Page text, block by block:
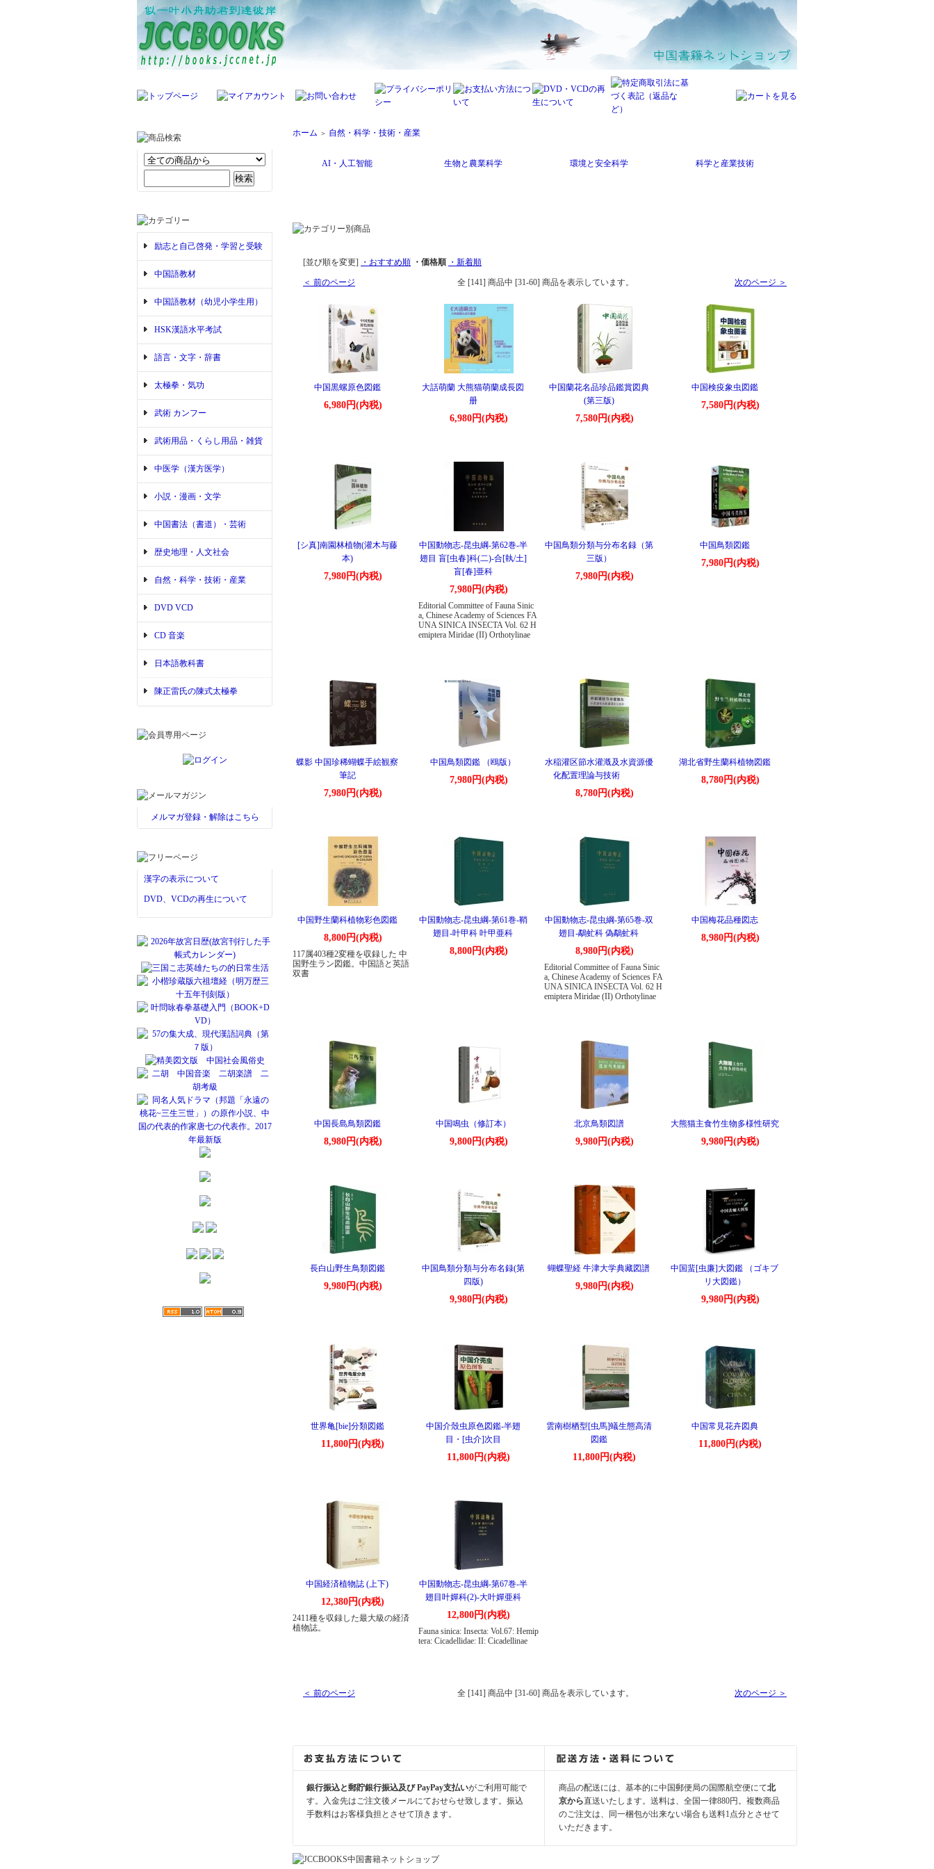
励志と自己啓発・学習と受験
中国語教材
中国語教材（幼児小学生用）
HSK漢語水平考試
語言・文字・辞書
太極拳・気功
武術 カンフー
武術用品・くらし用品・雑貨
中医学（漢方医学）
小説・漫画・文学
中国書法（書道）・芸術
歴史地理・人文社会
自然・科学・技術・産業
DVD VCD
CD 音楽
日本語教科書
陳正雷氏の陳式太極拳
メルマガ登録・解除はこちら
漢字の表示について
DVD、VCDの再生について
ホーム ＞ 自然・科学・技術・産業
AI・人工智能 生物と農業科学 環境と安全科学 科学と産業技術
[並び順を変更] ・おすすめ順 ・価格順 ・新着順
＜ 前のページ 全 [141] 商品中 [31-60] 商品を表示しています。 次のページ ＞
中国黒螺原色図鑑
6,980円(内税)
大話萌蘭 大熊猫萌蘭成長図
册
6,980円(内税)
中国蘭花名品珍品鑑賞図典
(第三版)
7,580円(内税)
中国検疫象虫図鑑
7,580円(内税)
[シ真]南園林植物(灌木与藤
本)
7,980円(内税)
中国動物志-昆虫綱-第62巻-半
翅目 盲[虫春]科(二)-合[執/土]
盲[春]亜科
7,980円(内税)
Editorial Committee of Fauna Sinic
a, Chinese Academy of Sciences FA
UNA SINICA INSECTA Vol. 62 H
emiptera Miridae (II) Orthotylinae
中国鳥類分類与分布名録（第
三版）
7,980円(内税)
中国鳥類図鑑
7,980円(内税)
蝶影 中国珍稀蝴蝶手絵観察
筆記
7,980円(内税)
中国鳥類図鑑 （鴎版）
7,980円(内税)
水稲灌区節水灌漑及水資源優
化配置理論与技術
8,780円(内税)
湖北省野生蘭科植物図鑑
8,780円(内税)
中国野生蘭科植物彩色図鑑
8,800円(内税)
117属403種2変種を収録した 中
国野生ラン図鑑。中国語と英語
双書
中国動物志-昆虫綱-第61巻-鞘
翅目-叶甲科 叶甲亜科
8,800円(内税)
中国動物志-昆虫綱-第65巻-双
翅目-鷸虻科 偽鷸虻科
8,980円(内税)
Editorial Committee of Fauna Sinic
a, Chinese Academy of Sciences FA
UNA SINICA INSECTA Vol. 62 H
emiptera Miridae (II) Orthotylinae
中国梅花品種図志
8,980円(内税)
中国長島鳥類図鑑
8,980円(内税)
中国鳴虫（修訂本）
9,800円(内税)
北京鳥類図譜
9,980円(内税)
大熊猫主食竹生物多様性研究
9,980円(内税)
長白山野生鳥類図鑑
9,980円(内税)
中国鳥類分類与分布名録(第
四版)
9,980円(内税)
蝴蝶聖経 牛津大学典藏図譜
9,980円(内税)
中国蜚[虫廉]大図鑑 （ゴキブ
リ大図鑑）
9,980円(内税)
世界亀[bie]分類図鑑
11,800円(内税)
中国介殼虫原色図鑑-半翅
目・[虫介]次目
11,800円(内税)
雲南樹栖型[虫馬]蟻生態高清
図鑑
11,800円(内税)
中国常見花卉図典
11,800円(内税)
中国経済植物誌 (上下)
12,380円(内税)
2411種を収録した最大級の経済
植物誌。
中国動物志-昆虫綱-第67巻-半
翅目叶嬋科(2)-大叶嬋亜科
12,800円(内税)
Fauna sinica: Insecta: Vol.67: Hemip
tera: Cicadellidae: II: Cicadellinae
＜ 前のページ 全 [141] 商品中 [31-60] 商品を表示しています。 次のページ ＞
銀行振込と郵貯銀行振込及び PayPay支払いがご利用可能で
す。入金先はご注文後メールにておせらせ致します。振込
手数料はお客様負担とさせて頂きます。
商品の配送には、基本的に中国郵便局の国際航空便にて北
京から直送いたします。送料は、全国一律880円。複数商品
のご注文は、同一梱包が出来ない場合も送料1点分とさせて
いただきます。